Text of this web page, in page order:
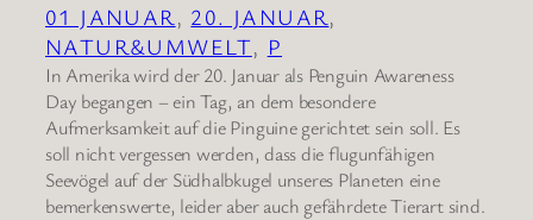
01 JANUAR , 20. JANUAR
NATUR&UMWELT, P
In Amerika wird der 20. Januar als Penguin Awareness
Day begangen – ein Tag, an dem besondere
Aufmerksamkeit auf die Pinguine gerichtet sein soll. Es
soll nicht vergessen werden, dass die flugunfähigen
Seevögel auf der Südhalbkugel unseres Planeten eine
bemerkenswerte, leider aber auch gefährdete Tierart sind.